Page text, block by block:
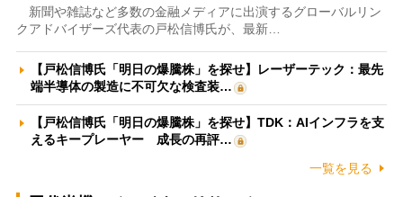
新聞や雑誌など多数の金融メディアに出演するグローバルリン
クアドバイザーズ代表の戸松信博氏が、最新…
【戸松信博氏「明日の爆騰株」を探せ】レーザーテック：最先
端半導体の製造に不可欠な検査装…
【戸松信博氏「明日の爆騰株」を探せ】TDK：AIインフラを支
えるキープレーヤー 成長の再評…
一覧を見る